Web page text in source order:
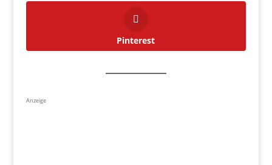
Pinterest
Anzeige